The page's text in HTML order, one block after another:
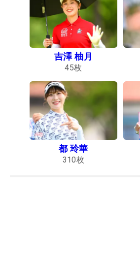
吉澤 柚月
45枚
都 玲華
310枚